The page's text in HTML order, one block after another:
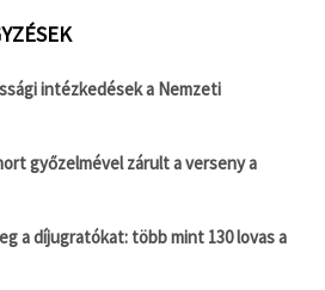
intézkedések a Nemzeti
győzelmével zárult a verseny a
a díjugratókat: több mint 130 lovas a